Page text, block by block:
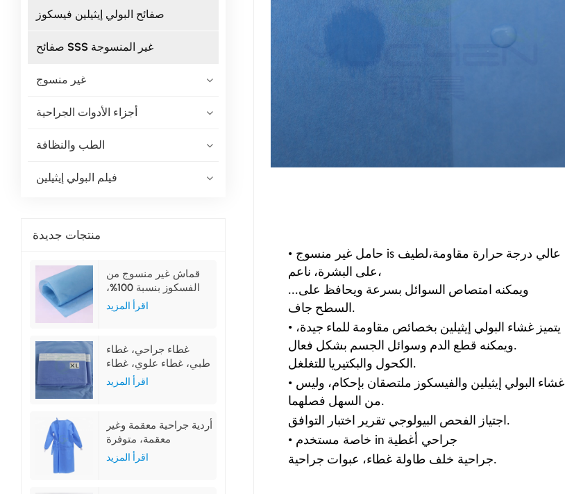
صفائح البولي إيثيلين فيسكوز
صفائح SSS غير المنسوجة
غير منسوج
أجزاء الأدوات الجراحية
الطب والنظافة
فيلم البولي إيثيلين
منتجات جديدة
قماش غير منسوج من
الفسكوز بنسبة 100%،
لون أزرق، للاستخدام
الطبي
اقرأ المزيد
غطاء جراحي، غطاء
طبي، غطاء علوي، غطاء
سفلي، غطاء جانبي
اقرأ المزيد
أردية جراحية معقمة وغير
معقمة، متوفرة
بمقاسات ML و XL و
XXL
اقرأ المزيد
• حامل غير منسوج is عالي درجة حرارة مقاومة،لطيف
على البشرة، ناعم،
ويمكنه امتصاص السوائل بسرعة ويحافظ على...
السطح جاف.
• يتميز غشاء البولي إيثيلين بخصائص مقاومة للماء جيدة،
ويمكنه قطع الدم وسوائل الجسم بشكل فعال.
الكحول والبكتيريا للتغلغل.
• غشاء البولي إيثيلين والفيسكوز ملتصقان بإحكام، وليس
من السهل فصلهما.
اجتياز الفحص البيولوجيتقرير اختبار التوافق.
• خاصة مستخدم in جراحي أغطية
جراحية خلف طاولة غطاء، عبوات جراحية.